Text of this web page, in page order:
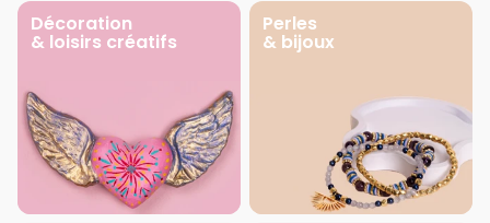
Décoration
& loisirs créatifs
Perles
& bijoux